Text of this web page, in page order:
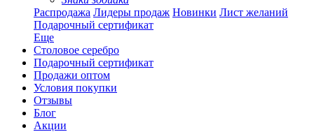
Распродажа Лидеры продаж Новинки Лист желаний
Подарочный сертификат
Еще
Столовое серебро
Подарочный сертификат
Продажи оптом
Условия покупки
Отзывы
Блог
Акции